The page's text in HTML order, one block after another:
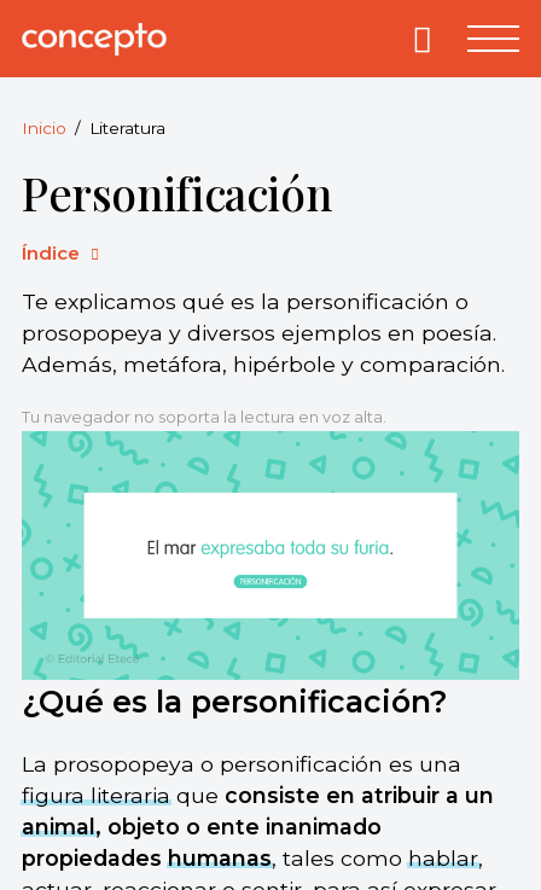
Concepto.
derechos
reservados.
Primary
Inicio Literatura
Personificación
Índice
Te explicamos qué es la personificación o
prosopopeya y diversos ejemplos en poesía.
Además, metáfora, hipérbole y comparación.
Tu navegador no soporta la lectura en voz alta.
¿Qué es la personificación?
La prosopopeya o personificación es una
figura literariaque consiste en atribuir a un
animal, objeto o ente inanimado
propiedadeshumanas, tales comohablar,